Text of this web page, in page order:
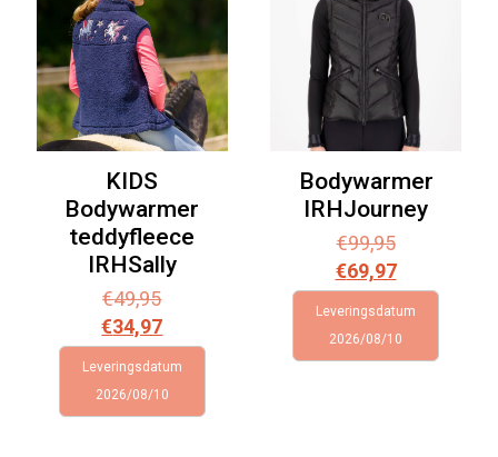
KIDS
Bodywarmer
teddyfleece
IRHSally
€49,95
€34,97
Leveringsdatum
2026/08/10
Bodywarmer
IRHJourney
€99,95
€69,97
Leveringsdatum
2026/08/10